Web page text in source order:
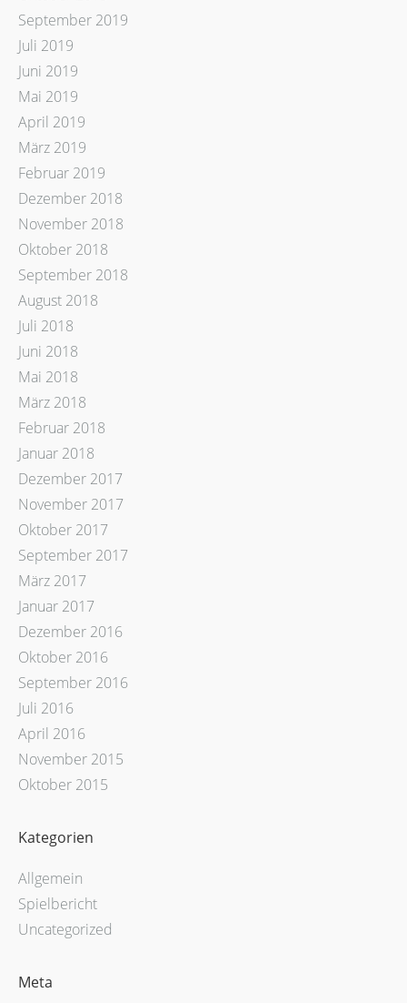
September 2019
Juli 2019
Juni 2019
Mai 2019
April 2019
März 2019
Februar 2019
Dezember 2018
November 2018
Oktober 2018
September 2018
August 2018
Juli 2018
Juni 2018
Mai 2018
März 2018
Februar 2018
Januar 2018
Dezember 2017
November 2017
Oktober 2017
September 2017
März 2017
Januar 2017
Dezember 2016
Oktober 2016
September 2016
Juli 2016
April 2016
November 2015
Oktober 2015
Kategorien
Allgemein
Spielbericht
Uncategorized
Meta